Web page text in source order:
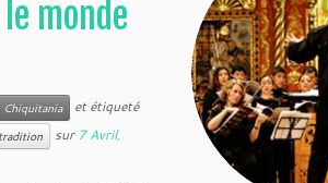
monde
Chiquitania et étiqueté
tradition sur 7 Avril,